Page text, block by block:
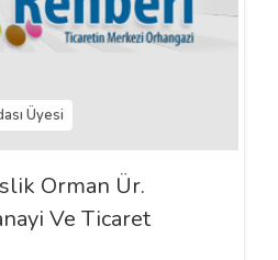
Üyesi
Orman Ür.
Ve Ticaret